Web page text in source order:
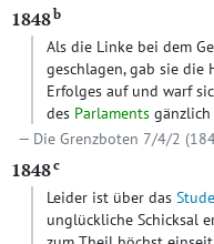
1848b
Als die Linke bei dem
geschlagen, gab sie die
Erfolges auf und warf
des Parlaments
Die Grenzboten 7/4/2
1848c
Leider ist über das
unglückliche Schicksal